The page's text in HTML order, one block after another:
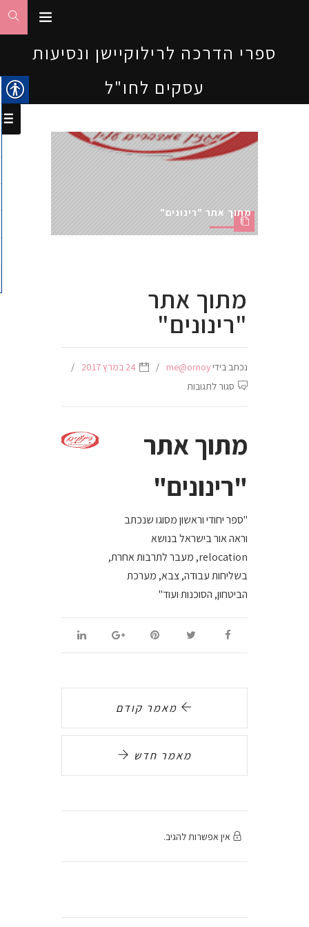
ספרי הדרכה לרילוקיישן ונסיעות
עסקים לחו"ל
מתוך אתר "רינונים"
מתוך אתר
"רינונים"
נכתב בידיme@ornoy
24 במרץ 2017
סגור לתגובות
מתוך
"רינונים"
מתוך אתר
"רינונים"
"ספר יחודי וראשון מסוגו שנכתב
וראה אור בישראל בנושא
relocation, מעבר לתרבות אחרת,
בשליחות עבודה, צבא, מערכת
הביטחון, הסוכנות ועוד"
מאמר קודם
מאמר חדש
אין אפשרות להגיב.